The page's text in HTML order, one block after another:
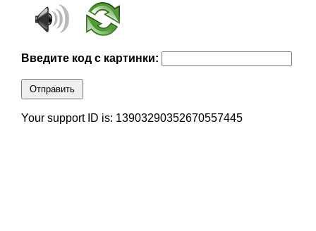
Введите код с картинки:
Отправить
Your support ID is: 13903290352670557445